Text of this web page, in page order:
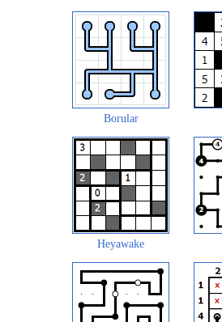
Borular
Heyawake